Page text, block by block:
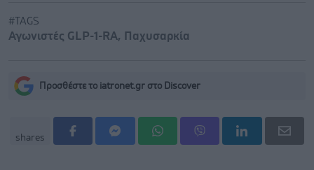
#TAGS
Αγωνιστές GLP-1-RA, Παχυσαρκία
Προσθέστε το iatronet.gr στο Discover
shares